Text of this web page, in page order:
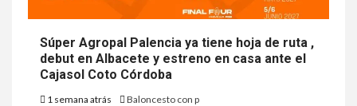
Súper Agropal Palencia ya tiene hoja de ruta ,
debut en Albacete y estreno en casa ante el
Cajasol Coto Córdoba
1 semana atrás Baloncesto con p